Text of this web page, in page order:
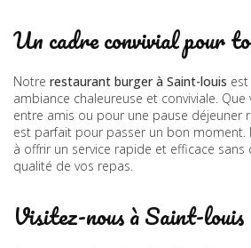
Un cadre convivial pour
Notre restaurant burger à Saint-louis
ambiance chaleureuse et conviviale. Que
entre amis ou pour une pause déjeuner
est parfait pour passer un bon moment.
à offrir un service rapide et efficace
qualité de vos repas.
Visitez-nous à Saint-louis